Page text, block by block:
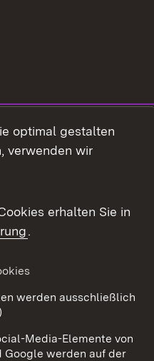
optimal gestalten
verwenden wir
erhalten Sie in
.
werden ausschließlich
Media-Elemente von
Google werden auf der